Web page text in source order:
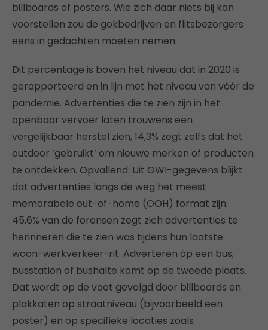
billboards of posters. Wie zich daar niets bij kan
voorstellen zou de gokbedrijven en flitsbezorgers
eens in gedachten moeten nemen.
Dit percentage is boven het niveau dat in 2020 is
gerapporteerd en in lijn met het niveau van vóór de
pandemie. Advertenties die te zien zijn in het
openbaar vervoer laten trouwens een
vergelijkbaar herstel zien, 14,3% zegt zelfs dat het
outdoor ‘gebruikt’ om nieuwe merken of producten
te ontdekken. Opvallend: Uit GWI-gegevens blijkt
dat advertenties langs de weg het meest
memorabele out-of-home (OOH) format zijn:
45,6% van de forensen zegt zich advertenties te
herinneren die te zien was tijdens hun laatste
woon-werkverkeer-rit. Adverteren óp een bus,
busstation of bushalte komt op de tweede plaats.
Dat wordt op de voet gevolgd door billboards en
plakkaten op straatniveau (bijvoorbeeld een
poster) en op specifieke locaties zoals